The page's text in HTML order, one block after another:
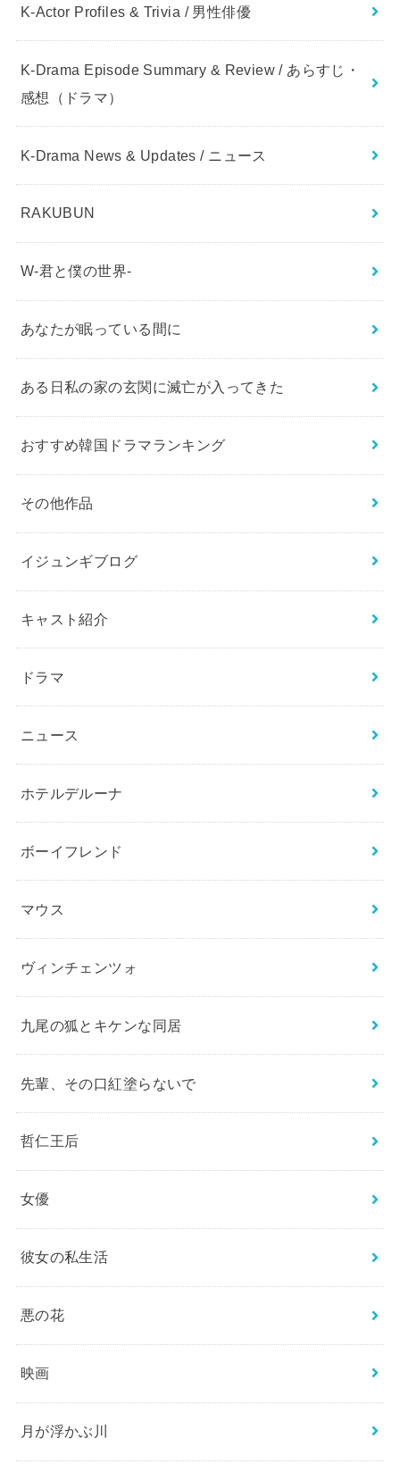
K-Actor Profiles & Trivia / 男性俳優
K-Drama Episode Summary & Review / あらすじ・
感想（ドラマ）
K-Drama News & Updates / ニュース
RAKUBUN
W-君と僕の世界-
あなたが眠っている間に
ある日私の家の玄関に滅亡が入ってきた
おすすめ韓国ドラマランキング
その他作品
イジュンギブログ
キャスト紹介
ドラマ
ニュース
ホテルデルーナ
ボーイフレンド
マウス
ヴィンチェンツォ
九尾の狐とキケンな同居
先輩、その口紅塗らないで
哲仁王后
女優
彼女の私生活
悪の花
映画
月が浮かぶ川